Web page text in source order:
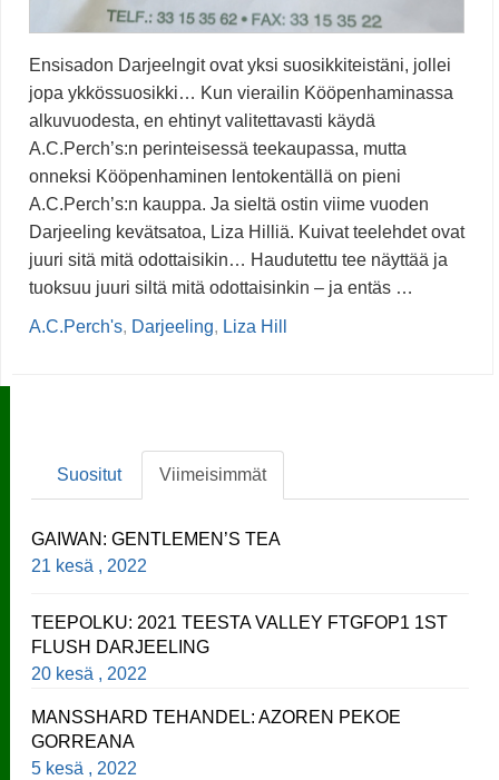
Ensisadon Darjeelngit ovat yksi suosikkiteistäni, jollei
jopa ykkössuosikki… Kun vierailin Kööpenhaminassa
alkuvuodesta, en ehtinyt valitettavasti käydä
A.C.Perch’s:n perinteisessä teekaupassa, mutta
onneksi Kööpenhaminen lentokentällä on pieni
A.C.Perch’s:n kauppa. Ja sieltä ostin viime vuoden
Darjeeling kevätsatoa, Liza Hilliä. Kuivat teelehdet ovat
juuri sitä mitä odottaisikin… Haudutettu tee näyttää ja
tuoksuu juuri siltä mitä odottaisinkin – ja entäs …
A.C.Perch's, Darjeeling, Liza Hill
Suositut Viimeisimmät
GAIWAN: GENTLEMEN’S TEA
21 kesä , 2022
TEEPOLKU: 2021 TEESTA VALLEY FTGFOP1 1ST
FLUSH DARJEELING
20 kesä , 2022
MANSSHARD TEHANDEL: AZOREN PEKOE
GORREANA
5 kesä , 2022